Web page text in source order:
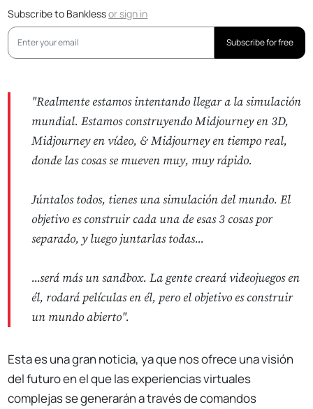
Subscribe to Banklessorsign in
Subscribe for free
"Realmente estamos intentando llegar a la simulación
mundial. Estamos construyendo Midjourney en 3D,
Midjourney en vídeo, & Midjourney en tiempo real,
donde las cosas se mueven muy, muy rápido.
Júntalos todos, tienes una simulación del mundo. El
objetivo es construir cada una de esas 3 cosas por
separado, y luego juntarlas todas...
...será más un sandbox. La gente creará videojuegos en
él, rodará películas en él, pero el objetivo es construir
un mundo abierto".
Esta es una gran noticia, ya que nos ofrece una visión
del futuro en el que las experiencias virtuales
complejas se generarán a través de comandos